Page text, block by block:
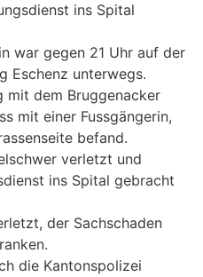
ins Spital
war gegen 21 Uhr auf der
Eschenz unterwegs.
mit dem Bruggenacker
mit einer Fussgängerin,
befand.
verletzt und
ins Spital gebracht
der Sachschaden
die Kantonspolizei